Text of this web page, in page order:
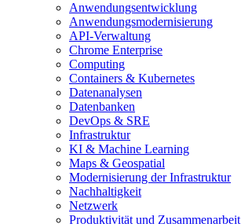
Anwendungsentwicklung
Anwendungsmodernisierung
API-Verwaltung
Chrome Enterprise
Computing
Containers & Kubernetes
Datenanalysen
Datenbanken
DevOps & SRE
Infrastruktur
KI & Machine Learning
Maps & Geospatial
Modernisierung der Infrastruktur
Nachhaltigkeit
Netzwerk
Produktivität und Zusammenarbeit